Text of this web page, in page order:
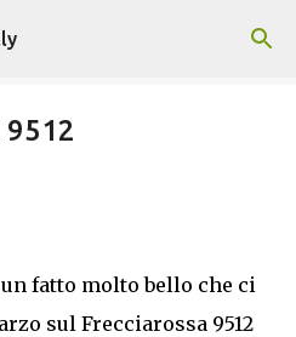
principali
fatto molto bello che ci
sul Frecciarossa 9512